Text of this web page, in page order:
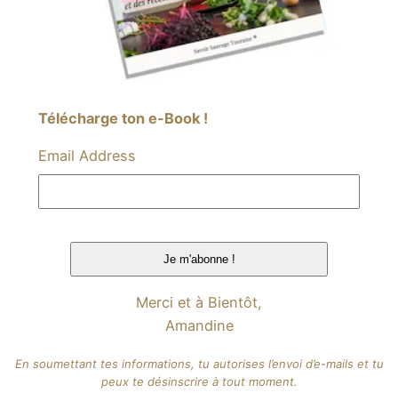
Télécharge ton e-Book !
Email Address
Merci et à Bientôt,
Amandine
En soumettant tes informations, tu autorises l’envoi d’e-mails et tu
peux te désinscrire à tout moment.